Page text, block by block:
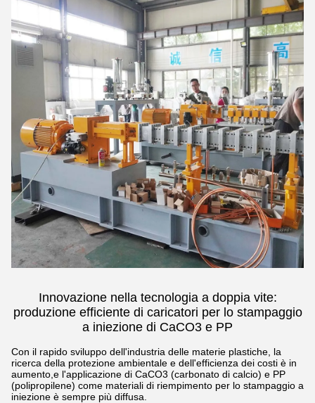
Innovazione nella tecnologia a doppia vite:
produzione efficiente di caricatori per lo stampaggio
a iniezione di CaCO3 e PP
Con il rapido sviluppo dell'industria delle materie plastiche, la
ricerca della protezione ambientale e dell'efficienza dei costi è in
aumento,e l'applicazione di CaCO3 (carbonato di calcio) e PP
(polipropilene) come materiali di riempimento per lo stampaggio a
iniezione è sempre più diffusa.